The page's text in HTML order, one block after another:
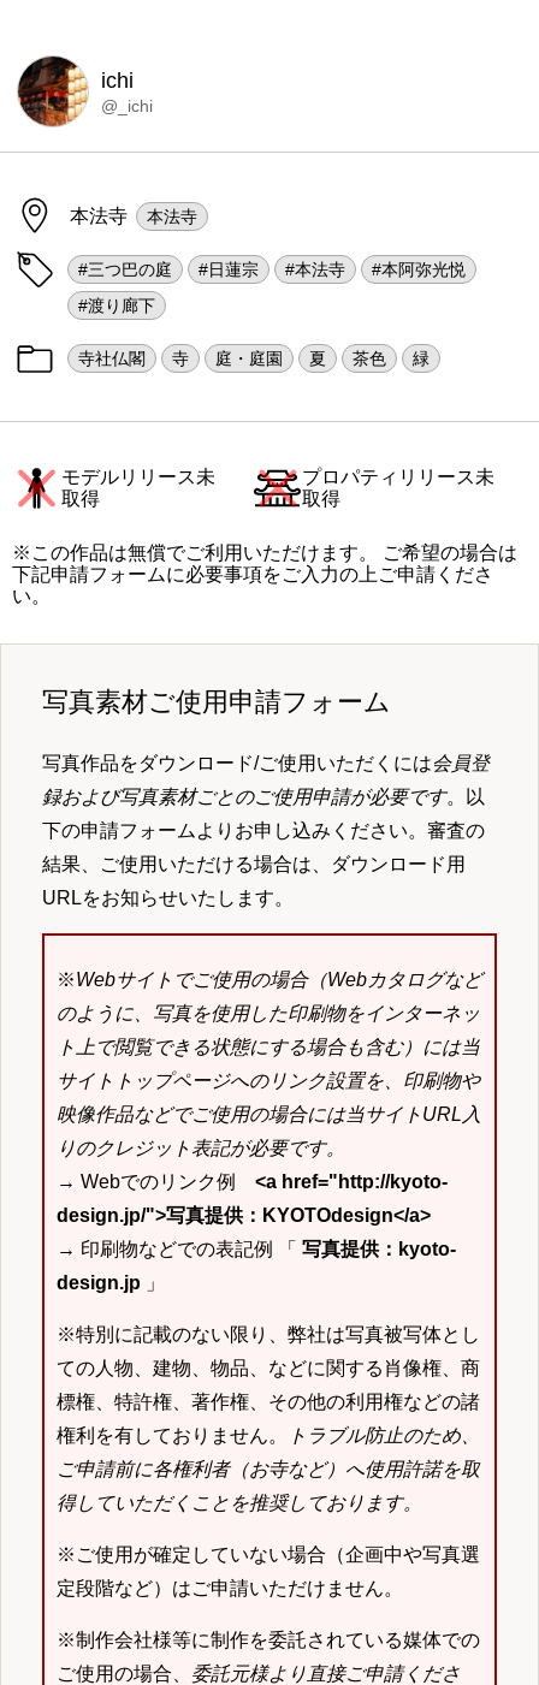
ichi
@_ichi
本法寺 本法寺
#三つ巴の庭 #日蓮宗 #本法寺
#本阿弥光悦
#渡り廊下
寺社仏閣 寺 庭・庭園 夏 茶色 緑
モデルリリース未
取得
プロパティリリース未
取得
※この作品は無償でご利用いただけます。 ご希望の場合は
下記申請フォームに必要事項をご入力の上ご申請くださ
い。
写真素材ご使用申請フォーム
写真作品をダウンロード/ご使用いただくには会員登
録および写真素材ごとのご使用申請が必要です。以
下の申請フォームよりお申し込みください。審査の
結果、ご使用いただける場合は、ダウンロード用
URLをお知らせいたします。
※Webサイトでご使用の場合（Webカタログなど
のように、写真を使用した印刷物をインターネッ
ト上で閲覧できる状態にする場合も含む）には当
サイトトップページへのリンク設置を、印刷物や
映像作品などでご使用の場合には当サイトURL入
りのクレジット表記が必要です。
→ Webでのリンク例 <a href="http://kyoto-
design.jp/">写真提供：KYOTOdesign</a>
→ 印刷物などでの表記例 「 写真提供：kyoto-
design.jp 」
※特別に記載のない限り、弊社は写真被写体とし
ての人物、建物、物品、などに関する肖像権、商
標権、特許権、著作権、その他の利用権などの諸
権利を有しておりません。
トラブル防止のため、
ご申請前に各権利者（お寺など）へ使用許諾を取
得していただくことを推奨しております。
※ご使用が確定していない場合（企画中や写真選
定段階など）はご申請いただけません。
※制作会社様等に制作を委託されている媒体での
ご使用の場合、 委託元様より直接ご申請くださ